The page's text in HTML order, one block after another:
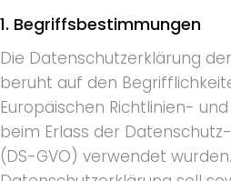
1. Begriffsbestimmungen
Die Datenschutzerklärung
beruht auf den
Europäischen Richtlinien-
beim Erlass der
(DS-GVO) verwendet